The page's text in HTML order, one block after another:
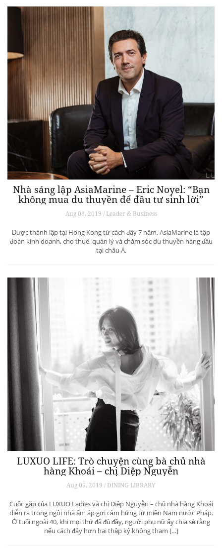
Nhà sáng lập AsiaMarine – Eric Noyel: “Bạn
không mua du thuyền để đầu tư sinh lời”
Aug 08, 2019 / Leader & Business
Được thành lập tại Hong Kong từ cách đây 7 năm, AsiaMarine là tập
đoàn kinh doanh, cho thuê, quản lý và chăm sóc du thuyền hàng đầu
tại châu Á.
LUXUO LIFE: Trò chuyện cùng bà chủ nhà
hàng Khoái – chị Diệp Nguyễn
Aug 05, 2019 / DINING LIBRARY
Cuộc gặp của LUXUO Ladies và chị Diệp Nguyễn – chủ nhà hàng Khoái
diễn ra trong ngôi nhà ấm áp gợi cảm hứng từ miền Nam nước Pháp.
Ở tuổi ngoài 40, khi mọi thứ đã đủ đầy, người phụ nữ ấy chia sẻ rằng
nếu cách đây hơn hai thập kỷ không tham […]